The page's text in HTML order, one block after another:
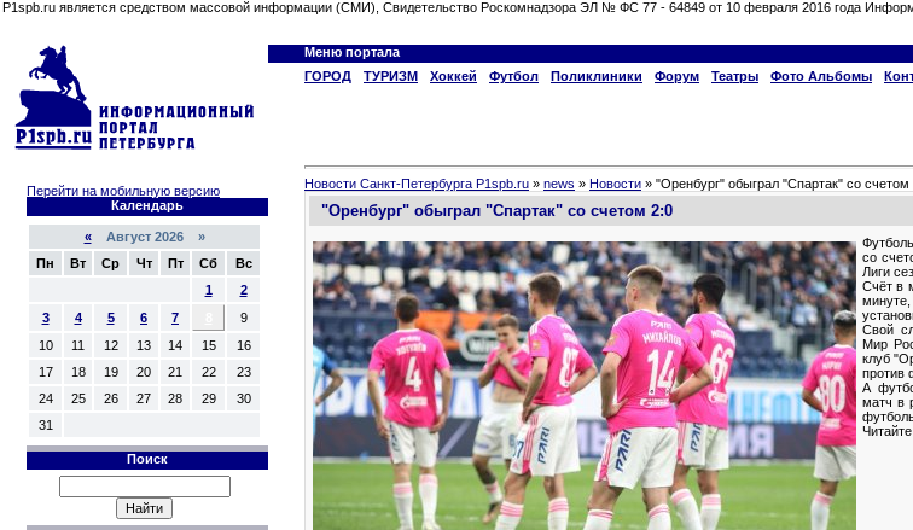
P1spb.ru является средством массовой информации (СМИ), Свидетельство Роскомнадзора ЭЛ № ФС 77 - 64849 от 10 февраля 2016 года
Меню портала
ГОРОД
ТУРИЗМ Хоккей Футбол Поликлиники Форум Театры Фото Альбомы
Перейти на мобильную версию
Календарь
«Август 2026 »
Пн
Вт Ср Чт Пт Сб
Вс
1
2
3
4 5 6 7
9
10
11 12 13 14 15
16
17
18 19 20 21 22
23
24
25 26 27 28 29
30
31
Поиск
Новости Санкт-Петербурга P1spb.ru » news » Новости » "Оренбург" обыграл "Спартак" со счетом
"Оренбург" обыграл "Спартак" со счетом 2:0
со
Лиги
Счёт в
Свой
Мир
клуб
против
А
матч в